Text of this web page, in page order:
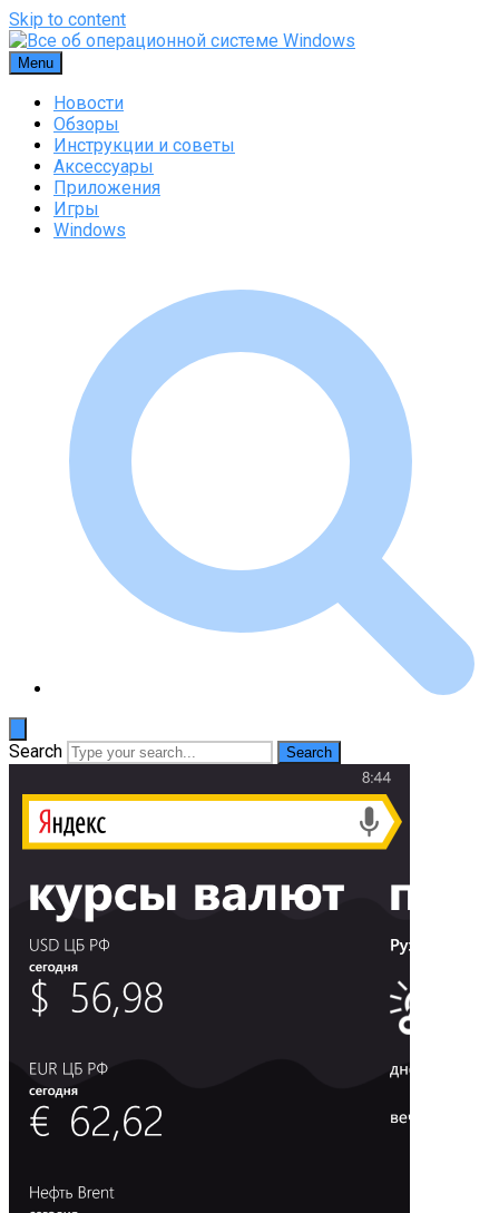
Skip to content
Menu
Новости
Обзоры
Инструкции и советы
Аксессуары
Приложения
Игры
Windows
Search